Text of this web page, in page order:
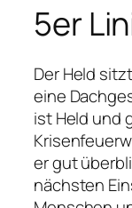
5er
Der Held
eine
ist Held und
er gut
nächsten